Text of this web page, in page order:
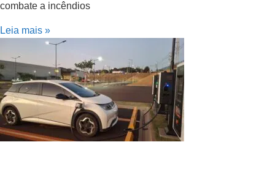
combate a incêndios
Leia mais »